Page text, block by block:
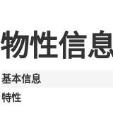
物性信息
基本信息
特性